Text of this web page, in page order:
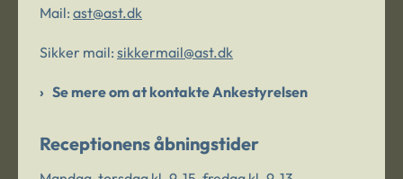
Mail: ast@ast.dk
Sikker mail: sikkermail@ast.dk
Se mere om at kontakte Ankestyrelsen
Receptionens åbningstider